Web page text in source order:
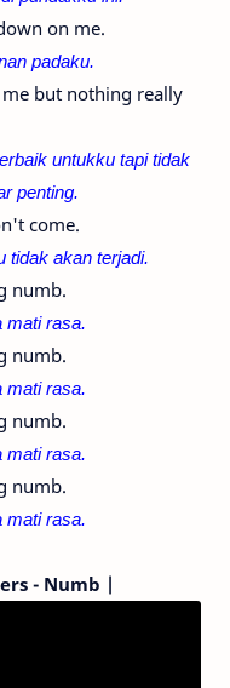
on me.
padaku.
but nothing really
untukku tapi tidak
penting.
come.
tidak akan terjadi.
numb.
mati rasa.
numb.
mati rasa.
numb.
mati rasa.
numb.
mati rasa.
- Numb |